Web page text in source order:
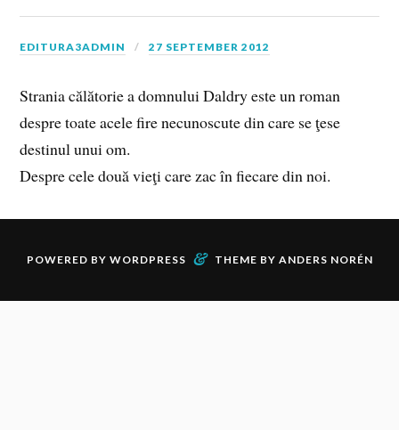
EDITURA3ADMIN 27 SEPTEMBER 2012
Strania călătorie a domnului Daldry este un roman
despre toate acele fire necunoscute din care se ţese
destinul unui om.
Despre cele două vieţi care zac în fiecare din noi.
POWERED BY WORDPRESS & THEME BY ANDERS NORÉN